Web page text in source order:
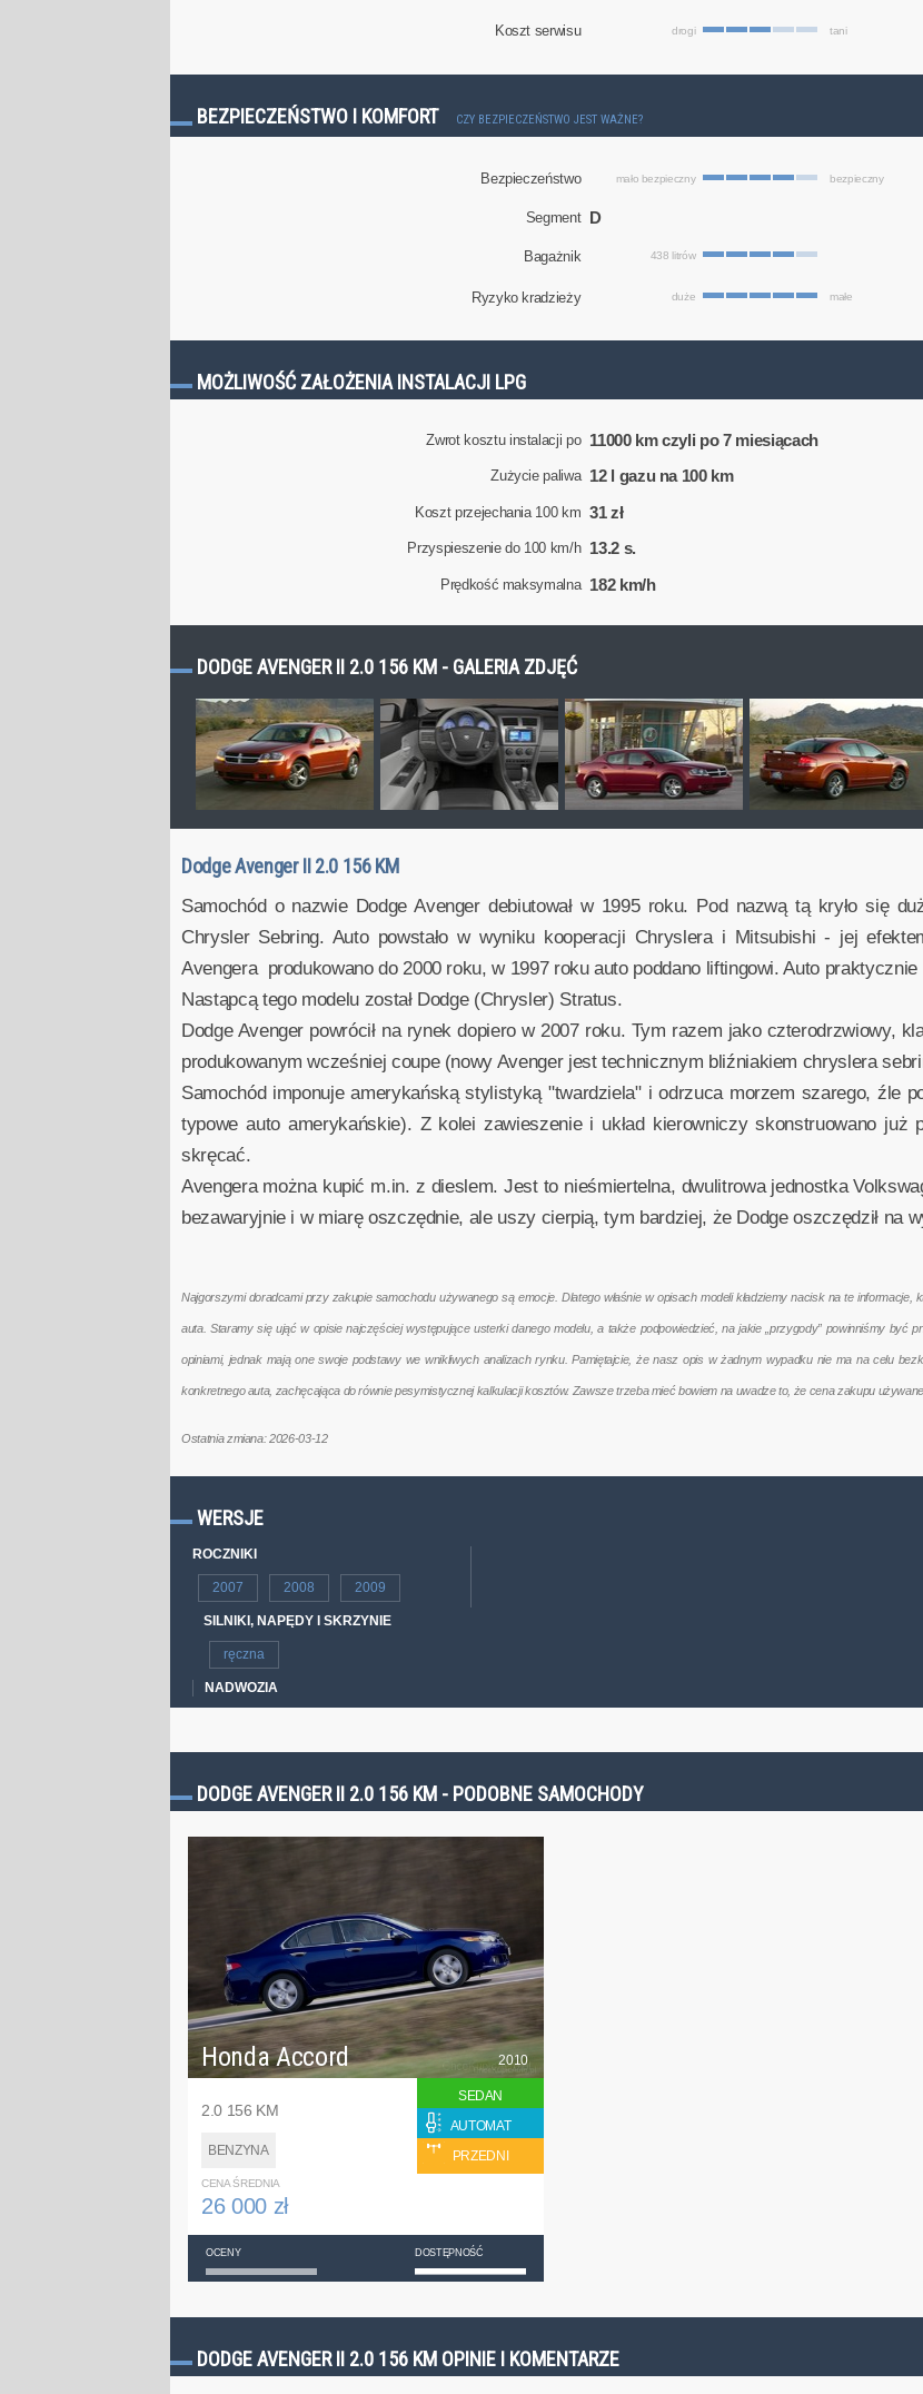
Koszt serwisu drogi tani
BEZPIECZEŃSTWO I KOMFORT CZY BEZPIECZEŃSTWO JEST WAŻNE?
Bezpieczeństwo mało bezpieczny bezpieczny
Segment D
Bagażnik 438 litrów
Ryzyko kradzieży duże małe
MOŻLIWOŚĆ ZAŁOŻENIA INSTALACJI LPG
Zwrot kosztu instalacji po 11000 km czyli po 7 miesiącach
Zużycie paliwa 12 l gazu na 100 km
Koszt przejechania 100 km 31 zł
Przyspieszenie do 100 km/h 13.2 s.
Prędkość maksymalna 182 km/h
DODGE AVENGER II 2.0 156 KM - GALERIA ZDJĘĆ
Dodge Avenger II 2.0 156 KM
Samochód o nazwie Dodge Avenger debiutował w 1995 roku. Pod nazwą tą kryło się
Chrysler Sebring. Auto powstało w wyniku kooperacji Chryslera i Mitsubishi - jej
Avengera produkowano do 2000 roku, w 1997 roku auto poddano liftingowi. Auto
Nastąpcą tego modelu został Dodge (Chrysler) Stratus.
Dodge Avenger powrócił na rynek dopiero w 2007 roku. Tym razem jako czterodrzwiowy,
produkowanym wcześniej coupe (nowy Avenger jest technicznym bliźniakiem chryslera
Samochód imponuje amerykańską stylistyką "twardziela" i odrzuca morzem szarego, źle
typowe auto amerykańskie). Z kolei zawieszenie i układ kierowniczy skonstruowano
skręcać.
Avengera można kupić m.in. z dieslem. Jest to nieśmiertelna, dwulitrowa jednostka
bezawaryjnie i w miarę oszczędnie, ale uszy cierpią, tym bardziej, że Dodge oszczędził na
Najgorszymi doradcami przy zakupie samochodu używanego są emocje. Dlatego właśnie w opisach modeli kładziemy nacisk na te
auta. Staramy się ująć w opisie najczęściej występujące usterki danego modelu, a także podpowiedzieć, na jakie „przygody” powinniśmy
opiniami, jednak mają one swoje podstawy we wnikliwych analizach rynku. Pamiętajcie, że nasz opis w żadnym wypadku nie ma na celu
konkretnego auta, zachęcająca do równie pesymistycznej kalkulacji kosztów. Zawsze trzeba mieć bowiem na uwadze to, że cena zakupu
Ostatnia zmiana: 2026-03-12
WERSJE
ROCZNIKI
2007 2008 2009
SILNIKI, NAPĘDY I SKRZYNIE
ręczna
NADWOZIA
DODGE AVENGER II 2.0 156 KM - PODOBNE SAMOCHODY
Honda Accord
2.0 156 KM
BENZYNA
2010
SEDAN
AUTOMAT
PRZEDNI
CENA ŚREDNIA
26 000 zł
OCENY DOSTĘPNOŚĆ
DODGE AVENGER II 2.0 156 KM OPINIE I KOMENTARZE